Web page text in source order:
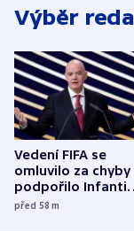
Výběr
Vedení FIFA se
omluvilo za chyby
podpořilo
UEFA trvá na
před 58m